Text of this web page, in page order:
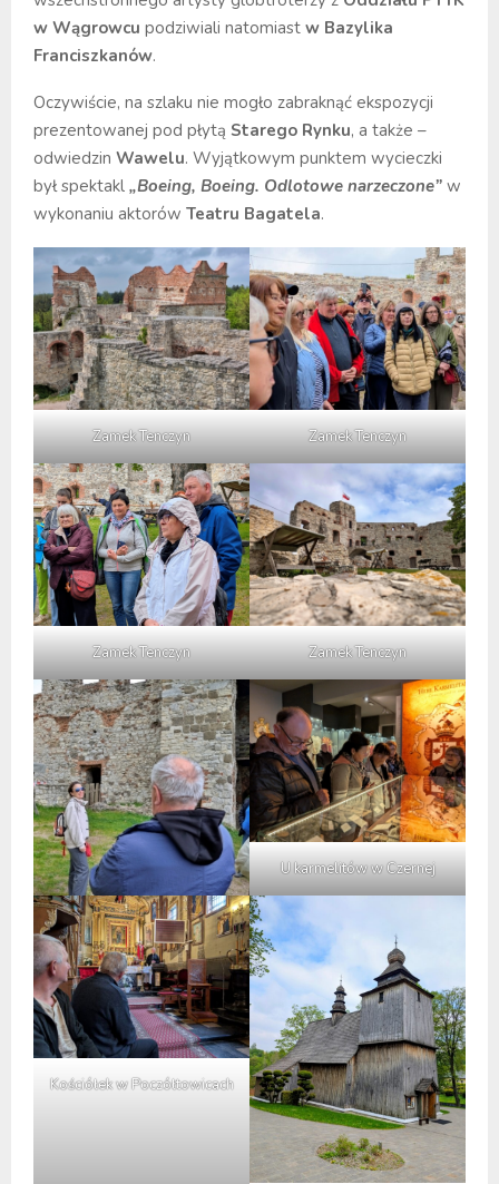
w Wągrowcu podziwiali natomiast w Bazylika
Franciszkanów.
Oczywiście, na szlaku nie mogło zabraknąć ekspozycji
prezentowanej pod płytą Starego Rynku, a także –
odwiedzin Wawelu. Wyjątkowym punktem wycieczki
był spektakl „Boeing, Boeing. Odlotowe narzeczone” w
wykonaniu aktorów Teatru Bagatela.
Zamek Tenczyn Zamek Tenczyn
Zamek Tenczyn Zamek Tenczyn
U karmelitów w Czernej
Kościółek w Poczółtowicach